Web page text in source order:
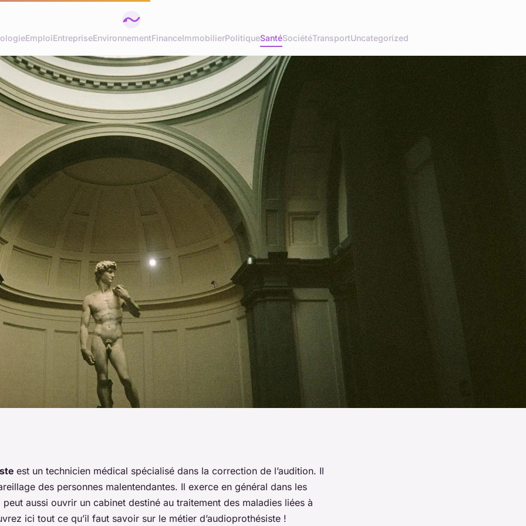
EmploiEntrepriseEnvironnementFinanceImmobilierPolitiqueSantéSociétéTransportUncategorized
en devenir un
est un technicien médical spécialisé dans la correction de l’audition. Il
des personnes malentendantes. Il exerce en général dans les
aussi ouvrir un cabinet destiné au traitement des maladies liées à
ici tout ce qu’il faut savoir sur le métier d’audioprothésiste !